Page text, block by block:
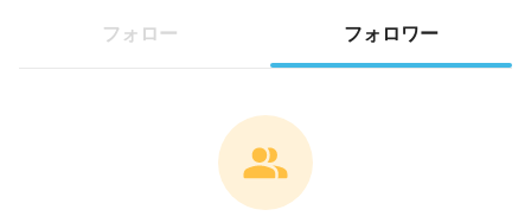
フォロー フォロワー